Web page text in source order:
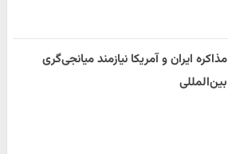
مذاکره ایران و آمریکا نیازمند میانجی‌گری
بین‌المللی